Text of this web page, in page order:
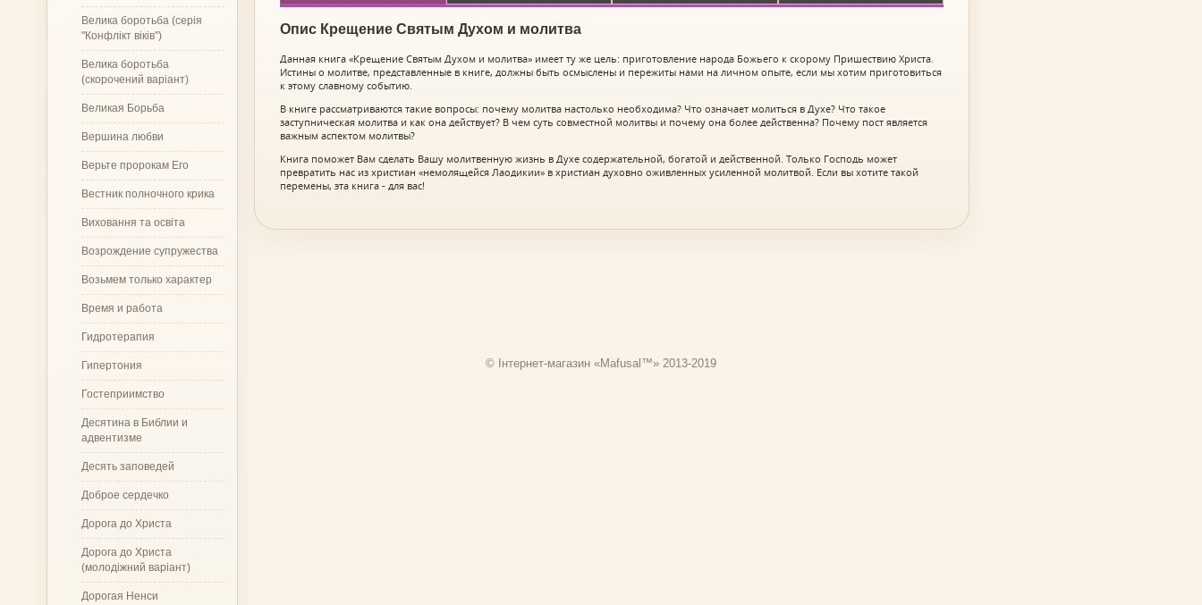
Велика боротьба (серія
"Конфлікт віків")
Велика боротьба
(скорочений варіант)
Великая Борьба
Вершина любви
Верьте пророкам Его
Вестник полночного крика
Виховання та освіта
Возрождение супружества
Возьмем только характер
Время и работа
Гидротерапия
Гипертония
Гостеприимство
Десятина в Библии и
адвентизме
Десять заповедей
Доброе сердечко
Дорога до Христа
Дорога до Христа
(молодіжний варіант)
Дорогая Ненси
Опис Крещение Святым Духом и молитва
Данная книга «Крещение Святым Духом и молитва» имеет ту же цель: приготовление народа Божьего к скорому Пришествию Христа.
Истины о молитве, представленные в книге, должны быть осмыслены и пережиты нами на личном опыте, если мы хотим приготовиться
к этому славному событию.
В книге рассматриваются такие вопросы: почему молитва настолько необходима? Что означает молиться в Духе? Что такое
заступническая молитва и как она действует? В чем суть совместной молитвы и почему она более действенна? Почему пост является
важным аспектом молитвы?
Книга поможет Вам сделать Вашу молитвенную жизнь в Духе содержательной, богатой и действенной. Только Господь может
превратить нас из христиан «немолящейся Лаодикии» в христиан духовно оживленных усиленной молитвой. Если вы хотите такой
перемены, эта книга - для вас!
© Інтернет-магазин «Mafusal™» 2013-2019